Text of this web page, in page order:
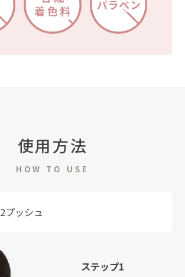
使用方法
HOW TO USE
2プッシュ
ステップ1